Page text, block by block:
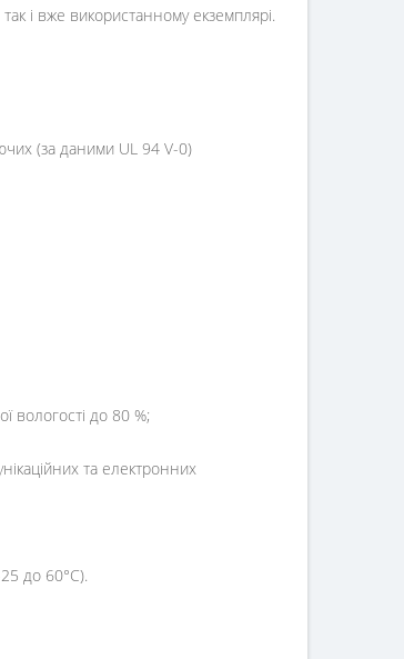
і вже використанному екземплярі.
(за даними UL 94 V-0)
вологості до 80 %;
та електронних
до 60°C).